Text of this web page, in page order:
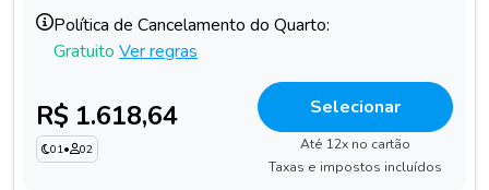
Política de Cancelamento do Quarto:
Gratuito Ver regras
R$ 1.618,64
01• 02
Selecionar
Até 12x no cartão
Taxas e impostos incluídos